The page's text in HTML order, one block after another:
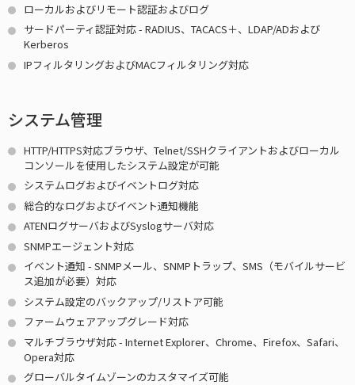
ローカルおよびリモート認証およびログ
サードパーティ認証対応 - RADIUS、TACACS＋、LDAP/ADおよび
Kerberos
IPフィルタリングおよびMACフィルタリング対応
システム管理
HTTP/HTTPS対応ブラウザ、Telnet/SSHクライアントおよびローカル
コンソールを使用したシステム設定が可能
システムログおよびイベントログ対応
総合的なログおよびイベント通知機能
ATENログサーバおよびSyslogサーバ対応
SNMPエージェント対応
イベント通知 - SNMPメール、SNMPトラップ、SMS（モバイルサービ
ス追加が必要）対応
システム設定のバックアップ/リストア可能
ファームウェアアップグレード対応
マルチブラウザ対応 - Internet Explorer、Chrome、Firefox、Safari、
Opera対応
グローバルタイムゾーンのカスタマイズ可能